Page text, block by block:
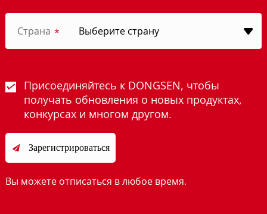
Страна *
Присоединяйтесь к DONGSEN, чтобы
получать обновления о новых продуктах,
конкурсах и многом другом.
 Зарегистрироваться
Вы можете отписаться в любое время.